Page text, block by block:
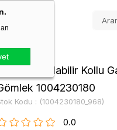
Pembe Kısalabilir Kollu
1004230180
Kodu (1004230180_968)
0.0